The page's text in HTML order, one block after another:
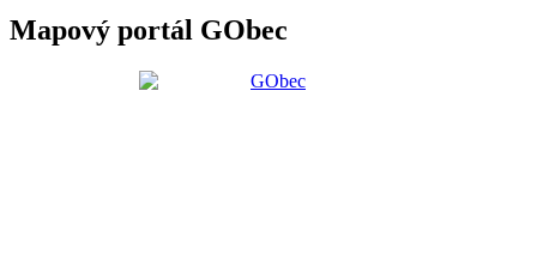
Mapový portál GObec